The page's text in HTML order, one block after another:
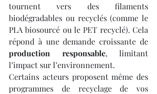
tournent vers des filaments
biodégradables ou recyclés (comme le
PLA biosourcé ou le PET recyclé). Cela
production responsable, limitant
l’impact sur l’environnement.
Certains acteurs proposent même des
programmes de recyclage de vos